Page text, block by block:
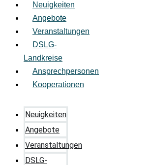
Neuigkeiten
Angebote
Veranstaltungen
DSLG-
Landkreise
Ansprechpersonen
Kooperationen
Neuigkeiten
Angebote
Veranstaltungen
DSLG-